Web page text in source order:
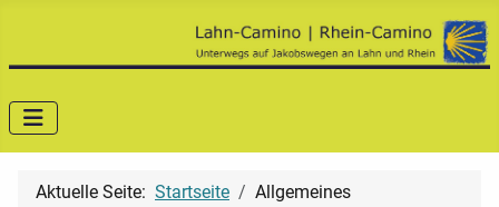
Aktuelle Seite: Startseite
Allgemeines